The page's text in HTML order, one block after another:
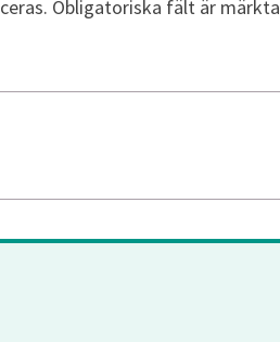
Obligatoriska fält är märkta